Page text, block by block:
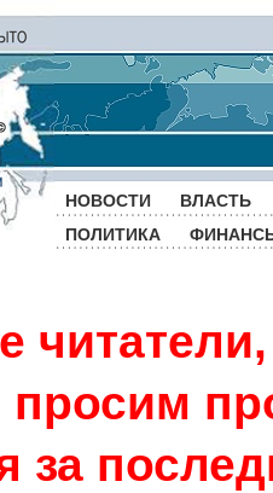
НОВОСТИ
ВЛАСТЬ
ПОЛИТИКА
просим
за